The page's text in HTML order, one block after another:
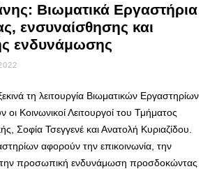
Βιωματικά Εργαστήρια
ενσυναίσθησης και
ενδυνάμωσης
τη λειτουργία Βιωματικών Εργαστηρίων
οι Κοινωνικοί Λειτουργοί του Τμήματος
Σοφία Τσεγγενέ και Ανατολή Κυριαζίδου.
αφορούν την επικοινωνία, την
την προσωπική ενδυνάμωση προσδοκώντας